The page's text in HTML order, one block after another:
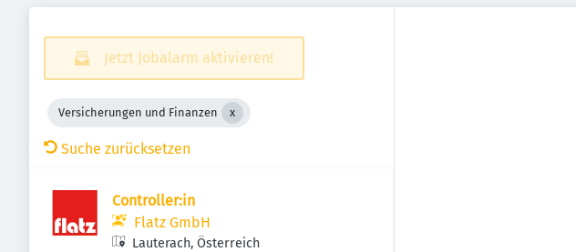
Jetzt Jobalarm aktivieren!
Versicherungen und Finanzen
Suche zurücksetzen
Controller:in
Flatz GmbH
Lauterach, Österreich